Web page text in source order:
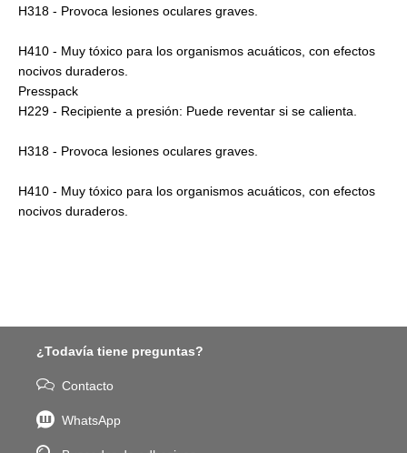
H318 - Provoca lesiones oculares graves.
H410 - Muy tóxico para los organismos acuáticos, con efectos
nocivos duraderos.
Presspack
H229 - Recipiente a presión: Puede reventar si se calienta.
H318 - Provoca lesiones oculares graves.
H410 - Muy tóxico para los organismos acuáticos, con efectos
nocivos duraderos.
¿Todavía tiene preguntas?
Contacto
WhatsApp